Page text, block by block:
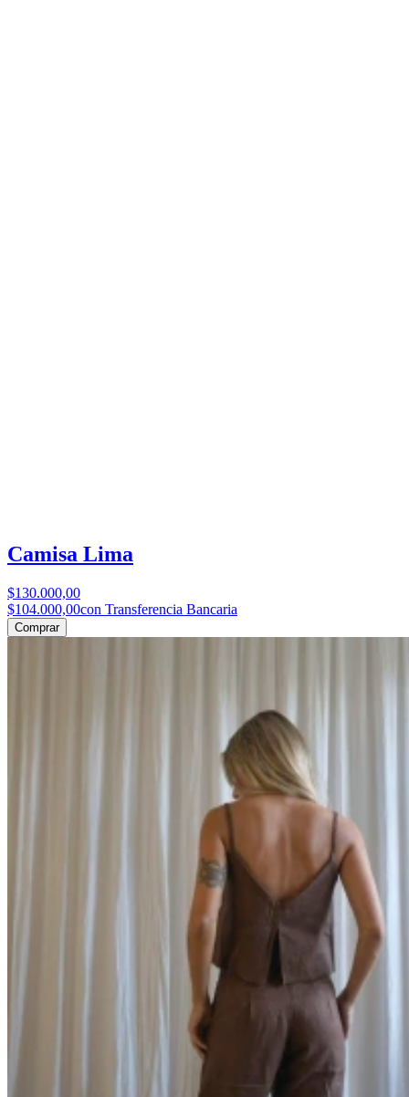
Camisa Lima
$130.000,00
$104.000,00con Transferencia Bancaria
Comprar